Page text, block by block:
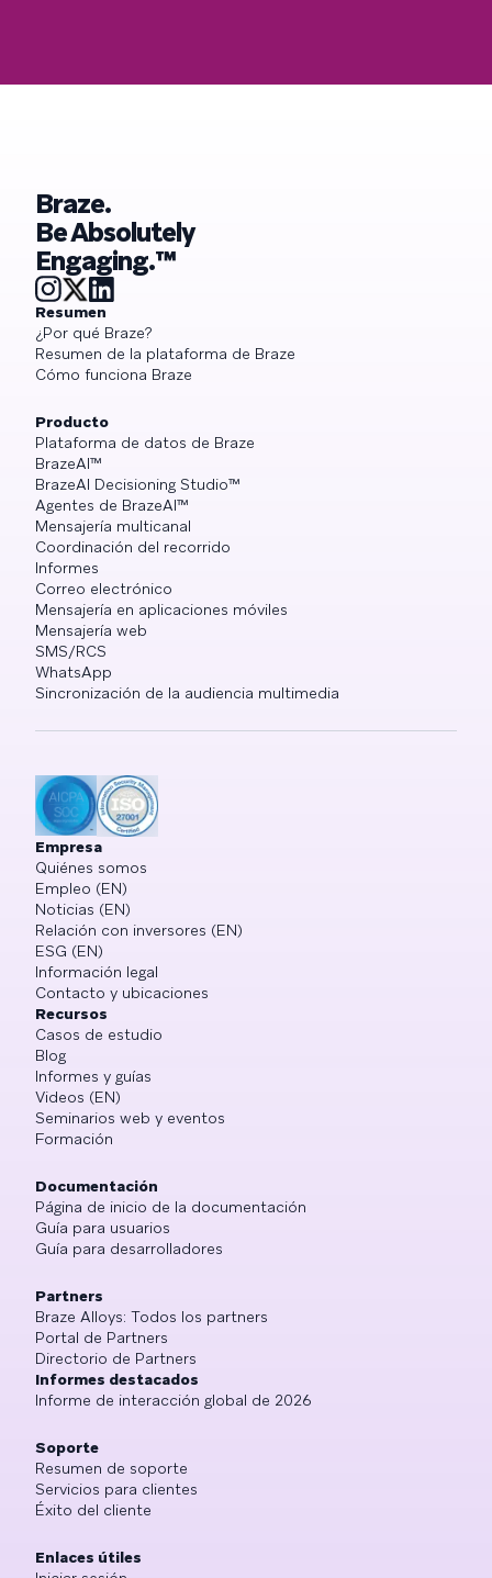
Braze.
Be Absolutely
Engaging.™
Resumen
¿Por qué Braze?
Resumen de la plataforma de Braze
Cómo funciona Braze
Producto
Plataforma de datos de Braze
BrazeAI™
BrazeAI Decisioning Studio™
Agentes de BrazeAI™
Mensajería multicanal
Coordinación del recorrido
Informes
Correo electrónico
Mensajería en aplicaciones móviles
Mensajería web
SMS/RCS
WhatsApp
Sincronización de la audiencia multimedia
Empresa
Quiénes somos
Empleo (EN)
Noticias (EN)
Relación con inversores (EN)
ESG (EN)
Información legal
Contacto y ubicaciones
Recursos
Casos de estudio
Blog
Informes y guías
Videos (EN)
Seminarios web y eventos
Formación
Documentación
Página de inicio de la documentación
Guía para usuarios
Guía para desarrolladores
Partners
Braze Alloys: Todos los partners
Portal de Partners
Directorio de Partners
Informes destacados
Informe de interacción global de 2026
Soporte
Resumen de soporte
Servicios para clientes
Éxito del cliente
Enlaces útiles